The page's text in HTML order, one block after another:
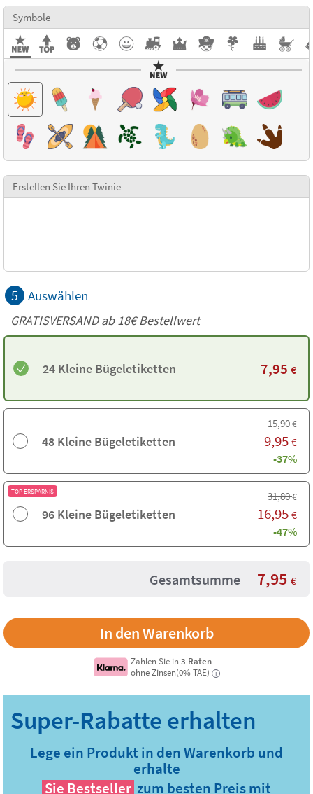
Symbole
Erstellen Sie Ihren Twinie
5 Auswählen
GRATISVERSAND ab18€Bestellwert
24 Kleine Bügeletiketten 7,95 €
48 Kleine Bügeletiketten
15,90€
9,95 €
-37%
TOP ERSPARNIS
96 Kleine Bügeletiketten
31,80€
16,95 €
-47%
Gesamtsumme 7,95 €
Zahlen Sie in3 Raten
ohne Zinsen(0% TAE)
i
Lege ein Produkt in den Warenkorb und
erhalte
Sie Bestseller zum besten Preis mit